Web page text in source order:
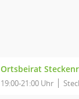
Ortsbeirat
19:00-21:00 Uhr